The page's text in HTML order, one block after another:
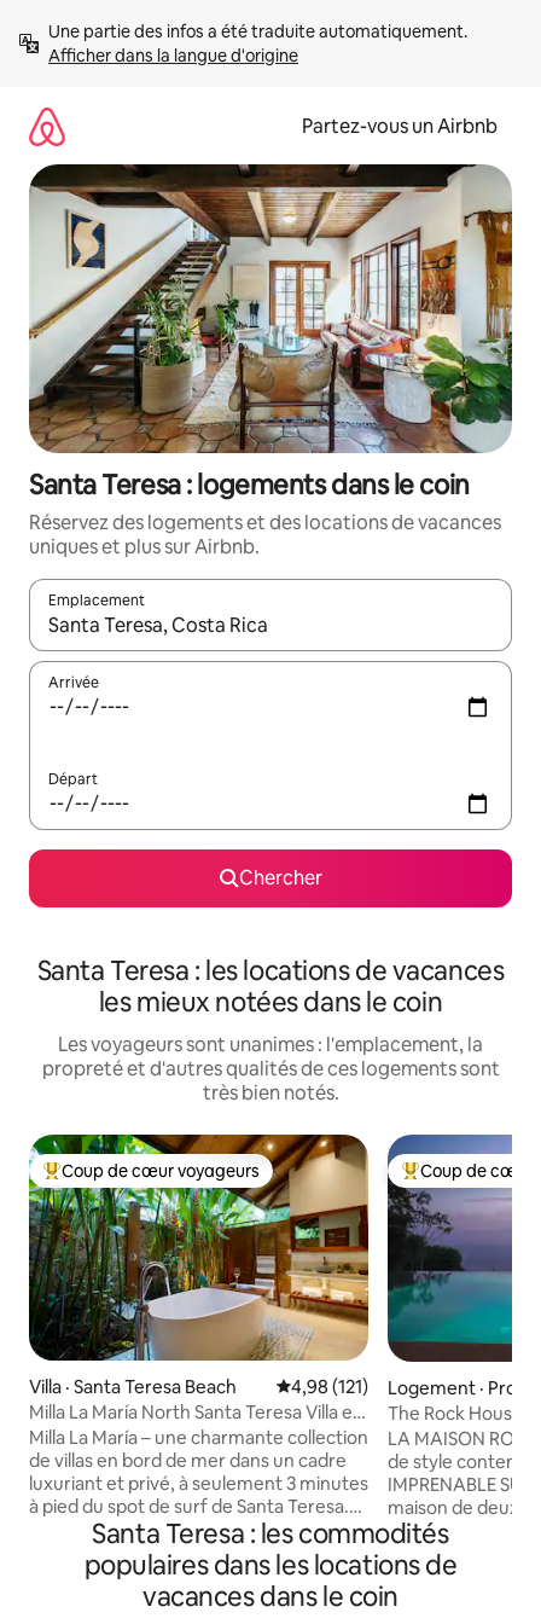
directement
Afficher dans la langue d'origine
Partez-vous un Airbnb
Santa Teresa : logements dans le coin
Réservez des logements et des locations de vacances
uniques et plus sur Airbnb.
Emplacement
Quand les résultats sont affichés, parcourez-les en utilisant
Arrivée
Départ
Chercher
Santa Teresa : les locations de vacances
les mieux notées dans le coin
Les voyageurs sont unanimes : l'emplacement, la
propreté et d'autres qualités de ces logements sont
très bien notés.
Coup de cœur voyageurs parmi les plus aimés
Coup de cœur voyageurs
Villa · Santa Teresa Beach Note moyenne de 4,98 sur 5,
4,98 (121)
Milla La María North Santa Teresa Villa en
bord de mer
Milla La María – une charmante collection
de villas en bord de mer dans un cadre
luxuriant et privé, à seulement 3 minutes
à pied du spot de surf de Santa Teresa.
Profitez d'un wifi rapide (500 Mbps), de
la climatisation, du ménage, de cuisines
entièrement équipées, d'une piscine
d'eau salée, de draps et de serviettes de
Coup de cœur
Coup de cœur
Logement ·
ntarenas
The Rock House :
piscine à
LA MAISON
de style
IMPRENABLE
maison de deux
une propriété de
colline entourée
toile de fond très
pour votre
Santa Teresa : les commodités
populaires dans les locations de
vacances dans le coin